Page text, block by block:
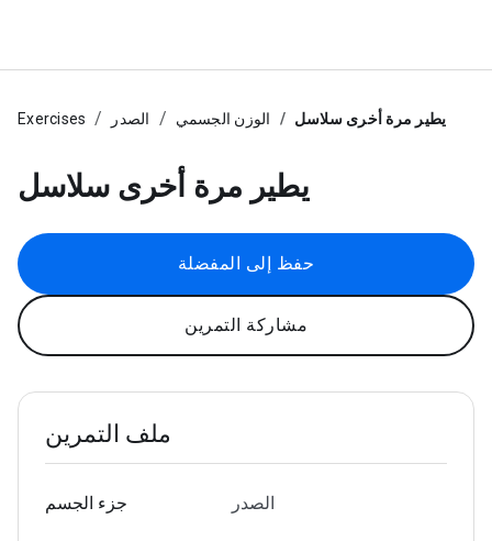
Exercises الصدر الوزن الجسمي يطير مرة أخرى سلاسل
يطير مرة أخرى سلاسل
حفظ إلى المفضلة
مشاركة التمرين
ملف التمرين
جزء الجسم الصدر